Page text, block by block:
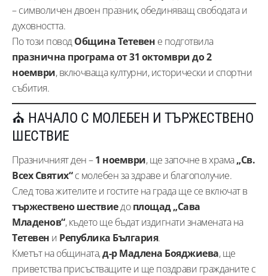
– символичен двоен празник, обединяващ свободата и
духовността.
По този поводОбщина Тетевен е подготвила
празнична програма от 31 октомври до 2
ноември, включваща културни, исторически и спортни
събития.
⛪ НАЧАЛО С МОЛЕБЕН И ТЪРЖЕСТВЕНО
ШЕСТВИЕ
Празничният ден –1 ноември, ще започне в храма„Св.
Всех Святих“с молебен за здраве и благополучие.
След това жителите и гостите на града ще се включат в
тържествено шествиедоплощад „Сава
Младенов“, където ще бъдат издигнати знамената на
Тетевен и Република България.
Кметът на общината,д-р Мадлена Бояджиева, ще
приветства присъстващите и ще поздрави гражданите с